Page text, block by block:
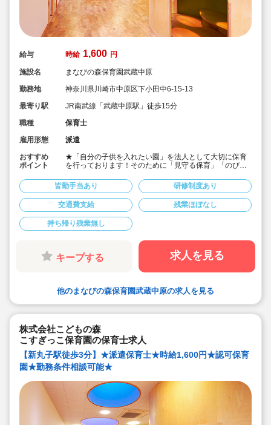
給与 時給 1,600 円
施設名
まなびの森保育園武蔵中原
勤務地
神奈川県川崎市中原区下小田中6-15-13
最寄り駅
JR南武線「武蔵中原駅」徒歩15分
職種
保育士
雇用形態
派遣
おすすめ
ポイント
★「自分の子供を入れたい園」を法人として大切に保育
を行っております！そのために「見守る保育」「のびの
す♪
★保育士専任のコンサルタントがあなたの派遣就業を安
心サポートいたします
★武蔵中原駅より徒歩15分の定員60名の認可保育園！
★時給1,600円の求人です！
★勤務条件等相談可能です！
キララサポートで派遣就業する3つのメリット
・求人提案から就業後のサポートまで専任コンサルタン
トが細やかに対応します
・手当や福利厚生については当社独自のサービスもご用
ったサポートに定評があります
皆勤手当あり 研修制度あり
交通費支給 残業ほぼなし
持ち帰り残業無し
キープする 求人を見る
他のまなびの森保育園武蔵中原の求人を見る
株式会社こどもの森
こすぎっこ保育園の保育士求人
【新丸子駅徒歩3分】★派遣保育士★時給1,600円★認可保育
園★勤務条件相談可能★